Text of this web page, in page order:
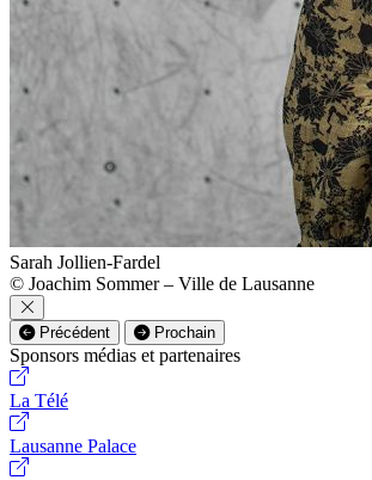
Sarah Jollien-Fardel
© Joachim Sommer – Ville de Lausanne
Précédent Prochain
Sponsors médias et partenaires
La Télé
Lausanne Palace